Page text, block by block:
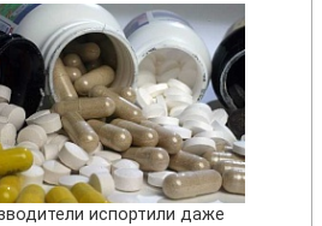
испортили даже